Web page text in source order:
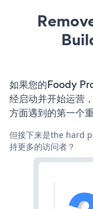
如果您的Foody
经启动并开始运营
方面遇到的第一个
但接下来是the hard
持更多的访问者？